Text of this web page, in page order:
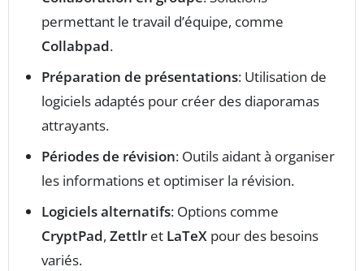
permettant le travail d’équipe, comme
Collabpad.
Préparation de présentations: Utilisation de
logiciels adaptés pour créer des diaporamas
attrayants.
Périodes de révision: Outils aidant à organiser
les informations et optimiser la révision.
Logiciels alternatifs: Options comme
CryptPad, Zettlr et LaTeX pour des besoins
variés.